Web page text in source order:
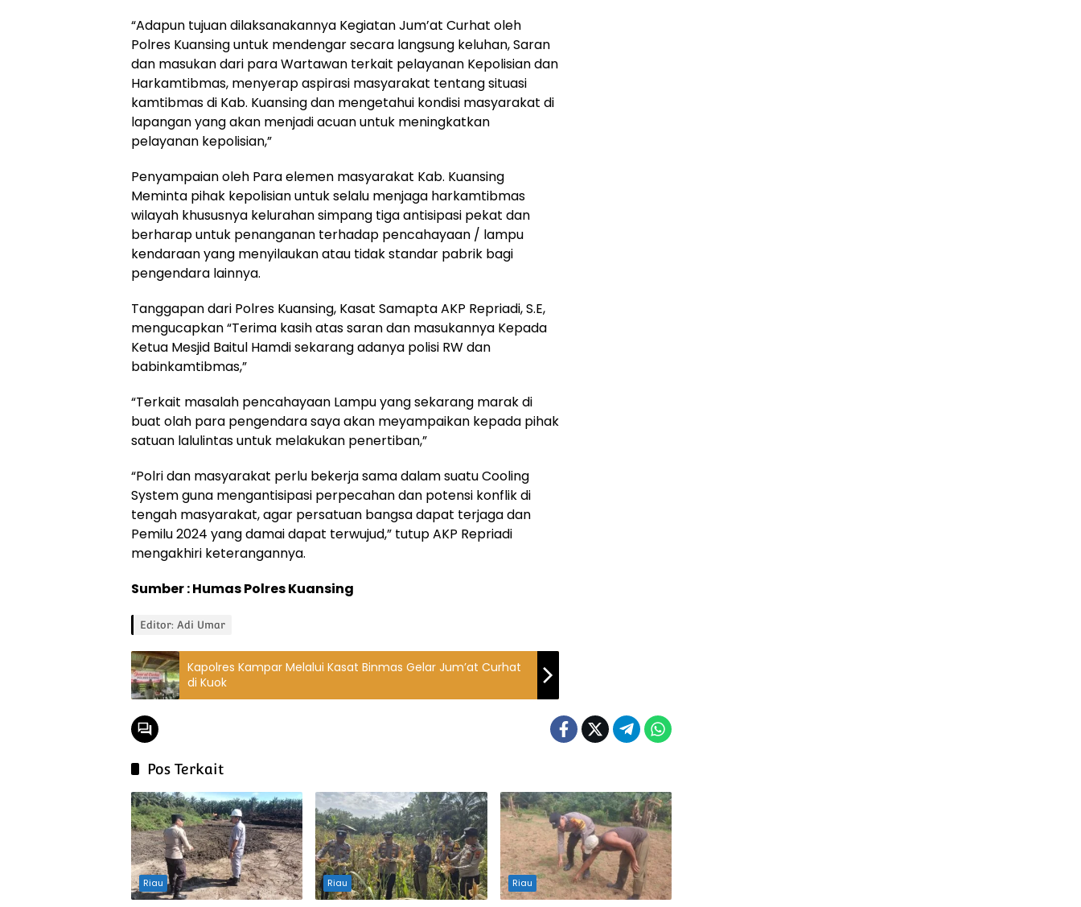
“Adapun tujuan dilaksanakannya Kegiatan Jum’at Curhat oleh
Polres Kuansing untuk mendengar secara langsung keluhan, Saran
dan masukan dari para Wartawan terkait pelayanan Kepolisian dan
Harkamtibmas, menyerap aspirasi masyarakat tentang situasi
kamtibmas di Kab. Kuansing dan mengetahui kondisi masyarakat di
lapangan yang akan menjadi acuan untuk meningkatkan
pelayanan kepolisian,”
Penyampaian oleh Para elemen masyarakat Kab. Kuansing
Meminta pihak kepolisian untuk selalu menjaga harkamtibmas
wilayah khususnya kelurahan simpang tiga antisipasi pekat dan
berharap untuk penanganan terhadap pencahayaan / ⁠lampu
kendaraan yang menyilaukan atau tidak standar pabrik bagi
pengendara lainnya.
Tanggapan dari Polres Kuansing, Kasat Samapta AKP Repriadi, S.E,
mengucapkan “Terima kasih atas saran dan masukannya Kepada
Ketua Mesjid Baitul Hamdi sekarang adanya polisi RW dan
babinkamtibmas,”
“Terkait masalah pencahayaan Lampu yang sekarang marak di
buat olah para pengendara saya akan meyampaikan kepada pihak
satuan lalulintas untuk melakukan penertiban,”
“Polri dan masyarakat perlu bekerja sama dalam suatu Cooling
System guna mengantisipasi perpecahan dan potensi konflik di
tengah masyarakat, agar persatuan bangsa dapat terjaga dan
Pemilu 2024 yang damai dapat terwujud,” tutup AKP Repriadi
mengakhiri keterangannya.
Sumber : Humas Polres Kuansing
Editor: Adi Umar
Kapolres Kampar Melalui Kasat Binmas Gelar Jum’at Curhat
di Kuok
Pos Terkait
Riau Riau Riau